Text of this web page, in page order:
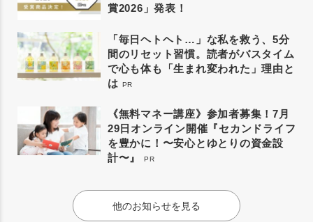
賞2026」発表！
「毎日ヘトヘト…」な私を救う、5分
間のリセット習慣。読者がバスタイム
で心も体も「生まれ変われた」理由と
は PR
《無料マネー講座》参加者募集！7月
29日オンライン開催『セカンドライフ
を豊かに！〜安心とゆとりの資金設
計〜』
PR
他のお知らせを見る